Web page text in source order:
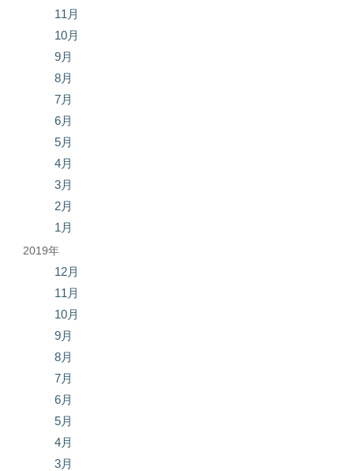
11月
10月
9月
8月
7月
6月
5月
4月
3月
2月
1月
2019年
12月
11月
10月
9月
8月
7月
6月
5月
4月
3月